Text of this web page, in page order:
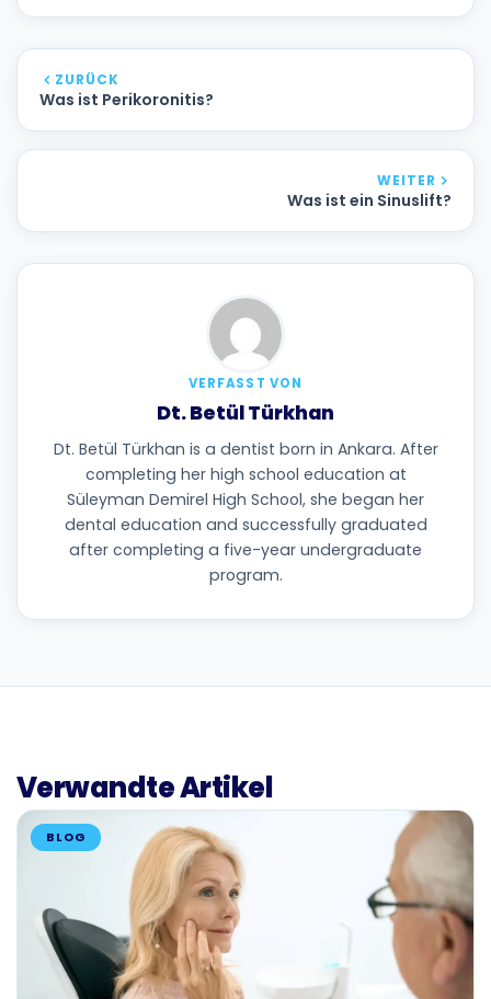
ZURÜCK
Was ist Perikoronitis?
WEITER
Was ist ein Sinuslift?
VERFASST VON
Dt. Betül Türkhan
Dt. Betül Türkhan is a dentist born in Ankara. After
completing her high school education at
Süleyman Demirel High School, she began her
dental education and successfully graduated
after completing a five-year undergraduate
program.
Verwandte Artikel
BLOG